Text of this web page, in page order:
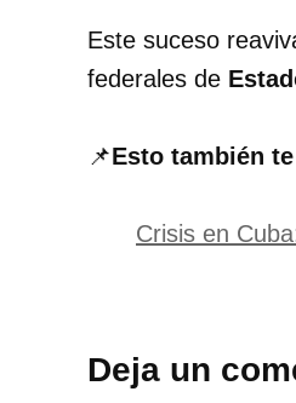
Este suceso
federales de
📌Esto también
Crisis en
Deja un